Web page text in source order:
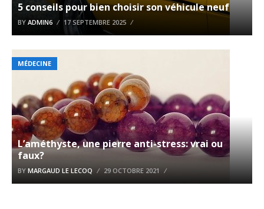
5 conseils pour bien choisir son véhicule neuf
BY ADMIN6 17 SEPTEMBRE 2025
MÉDECINE
L’améthyste, une pierre anti-stress: vrai ou
faux?
BY MARGAUD LE LECOQ 29 OCTOBRE 2021